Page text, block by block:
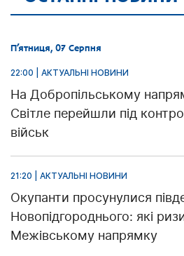
П’ятниця, 07 Серпня
22:00 | АКТУАЛЬНІ НОВИНИ
На Добропільському
Світле перейшли під
військ
21:20 | АКТУАЛЬНІ НОВИНИ
Окупанти просунулися
Новопідгороднього: які
Межівському напрямку